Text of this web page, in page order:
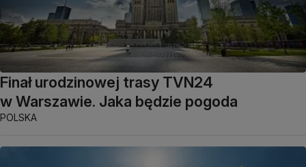
Finał urodzinowej trasy TVN24
w Warszawie. Jaka będzie pogoda
POLSKA